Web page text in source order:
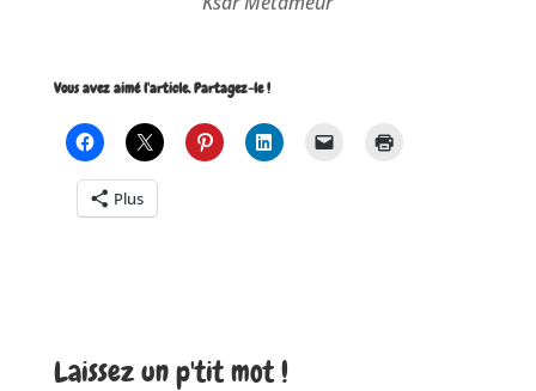
Vous avez aimé l'article. Partagez-le !
Plus
Laissez un p'tit mot !